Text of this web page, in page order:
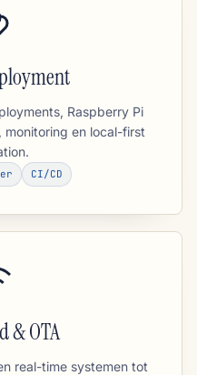
Raspberry Pi
monitoring en local-first
CI/CD
& OTA
real-time systemen tot